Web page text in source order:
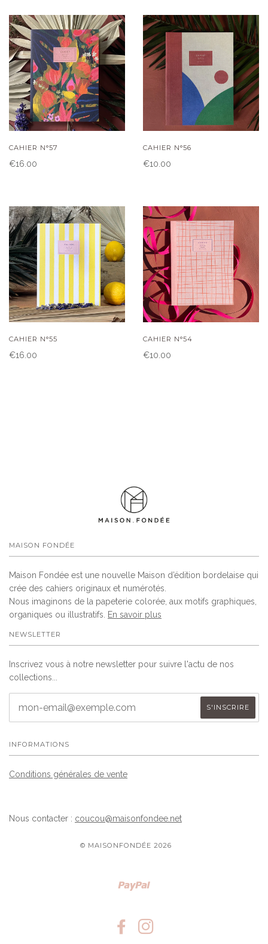
CAHIER N°57
€16.00
CAHIER N°56
€10.00
CAHIER N°55
€16.00
CAHIER N°54
€10.00
MAISON FONDÉE
Maison Fondée est une nouvelle Maison d’édition bordelaise qui
crée des cahiers originaux et numérotés.
Nous imaginons de la papeterie colorée, aux motifs graphiques,
organiques ou illustratifs. En savoir plus
NEWSLETTER
Inscrivez vous à notre newsletter pour suivre l'actu de nos
collections...
INFORMATIONS
Conditions générales de vente
Nous contacter : coucou@maisonfondee.net
© MAISONFONDÉE 2026
FACEBOOK